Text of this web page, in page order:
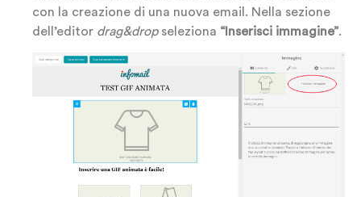
con la creazione di una nuova email. Nella sezione
dell’editor drag&dropseleziona “Inserisci immagine”.